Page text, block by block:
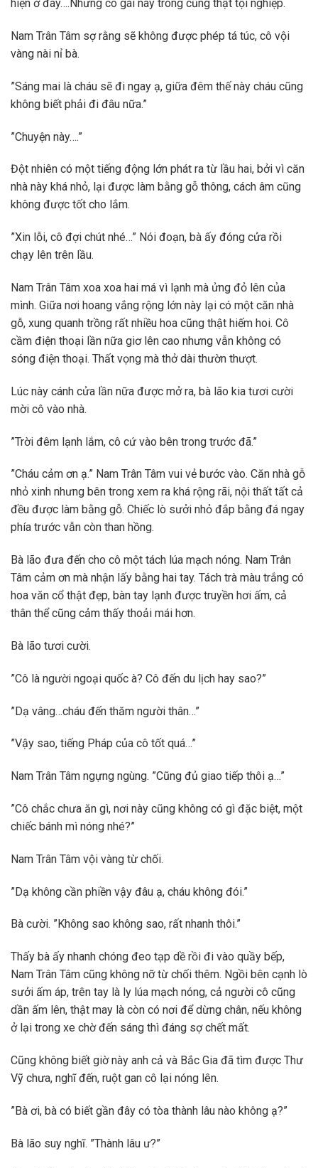
hiện ở đây….Nhưng cô gái này trông cũng thật tội nghiệp.
Nam Trân Tâm sợ rằng sẽ không được phép tá túc, cô vội
vàng nài nỉ bà.
”Sáng mai là cháu sẽ đi ngay ạ, giữa đêm thế này cháu cũng
không biết phải đi đâu nữa.”
”Chuyện này….”
Đột nhiên có một tiếng động lớn phát ra từ lầu hai, bởi vì căn
nhà này khá nhỏ, lại được làm bằng gỗ thông, cách âm cũng
không được tốt cho lắm.
”Xin lỗi, cô đợi chút nhé…” Nói đoạn, bà ấy đóng cửa rồi
chạy lên trên lầu.
Nam Trân Tâm xoa xoa hai má vì lạnh mà ửng đỏ lên của
mình. Giữa nơi hoang vắng rộng lớn này lại có một căn nhà
gỗ, xung quanh trồng rất nhiều hoa cũng thật hiếm hoi. Cô
cầm điện thoại lần nữa giơ lên cao nhưng vẫn không có
sóng điện thoại. Thất vọng mà thở dài thườn thượt.
Lúc này cánh cửa lần nữa được mở ra, bà lão kia tươi cười
mời cô vào nhà.
”Trời đêm lạnh lắm, cô cứ vào bên trong trước đã.”
”Cháu cảm ơn ạ.” Nam Trân Tâm vui vẻ bước vào. Căn nhà gỗ
nhỏ xinh nhưng bên trong xem ra khá rộng rãi, nội thất tất cả
đều được làm bằng gỗ. Chiếc lò sưởi nhỏ đắp bằng đá ngay
phía trước vẫn còn than hồng.
Bà lão đưa đến cho cô một tách lúa mạch nóng. Nam Trân
Tâm cảm ơn mà nhận lấy bằng hai tay. Tách trà màu trắng có
hoa văn cổ thật đẹp, bàn tay lạnh được truyền hơi ấm, cả
thân thể cũng cảm thấy thoải mái hơn.
Bà lão tươi cười.
”Cô là người ngoại quốc à? Cô đến du lịch hay sao?”
”Dạ vâng…cháu đến thăm người thân…”
”Vậy sao, tiếng Pháp của cô tốt quá…”
Nam Trân Tâm ngựng ngùng. ”Cũng đủ giao tiếp thôi ạ…”
”Cô chắc chưa ăn gì, nơi này cũng không có gì đặc biệt, một
chiếc bánh mì nóng nhé?”
Nam Trân Tâm vội vàng từ chối.
”Dạ không cần phiền vậy đâu ạ, cháu không đói.”
Bà cười. ”Không sao không sao, rất nhanh thôi.”
Thấy bà ấy nhanh chóng đeo tạp dề rồi đi vào quầy bếp,
Nam Trân Tâm cũng không nỡ từ chối thêm. Ngồi bên cạnh lò
sưởi ấm áp, trên tay là ly lúa mạch nóng, cả người cô cũng
dần ấm lên, thật may là còn có nơi để dừng chân, nếu không
ở lại trong xe chờ đến sáng thì đáng sợ chết mất.
Cũng không biết giờ này anh cả và Bắc Gia đã tìm được Thư
Vỹ chưa, nghĩ đến, ruột gan cô lại nóng lên.
”Bà ơi, bà có biết gần đây có tòa thành lâu nào không ạ?”
Bà lão suy nghĩ. ”Thành lâu ư?”